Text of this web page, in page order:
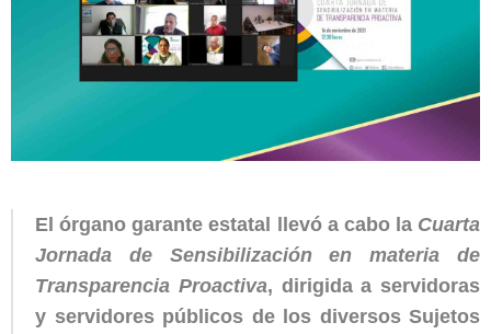
El órgano garante estatal llevó a cabo la Cuarta
Jornada de Sensibilización en materia de
Transparencia Proactiva, dirigida a servidoras
y servidores públicos de los diversos Sujetos